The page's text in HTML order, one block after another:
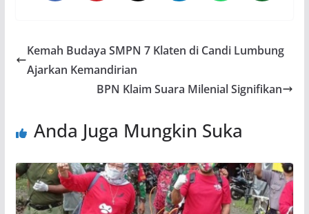
Kemah Budaya SMPN 7 Klaten di Candi Lumbung
Ajarkan Kemandirian
BPN Klaim Suara Milenial Signifikan
Anda Juga Mungkin Suka